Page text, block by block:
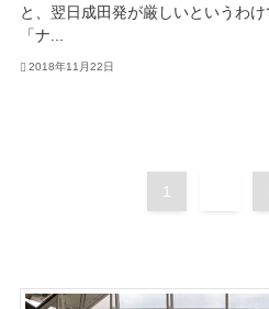
と、翌日成田発が厳しいというわ
「ナ...
2018年11月22日
1